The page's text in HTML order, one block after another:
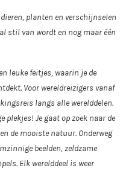
dieren, planten en verschijnselen
stil van wordt en nog maar één
leuke feitjes, waarin je de
Voor wereldreizigers vanaf
langs alle werelddelen.
plekjes! Je gaat op zoek naar de
de mooiste natuur. Onderweg
beelden, zeldzame
Elk werelddeel is weer